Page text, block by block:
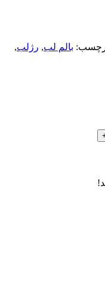
بالم لب, رژلب,